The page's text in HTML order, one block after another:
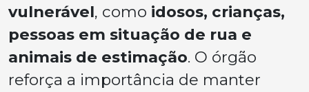
vulnerável, como idosos, crianças,
pessoas em situação de rua e
animais de estimação. O órgão
reforça a importância de manter